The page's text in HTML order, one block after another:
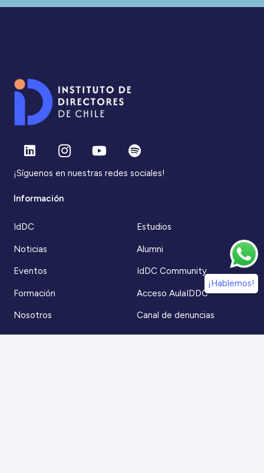
¡Síguenos en nuestras redes sociales!
Información
IdDC
Noticias
Eventos
Formación
Nosotros
Estudios
Alumni
IdDC Community
Acceso AulaIDDC
Canal de denuncias
¡Hablemos!